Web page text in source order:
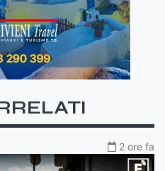
2 ore fa